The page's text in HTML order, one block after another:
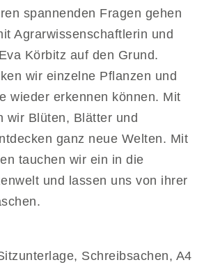
spannenden Fragen gehen
Agrarwissenschaftlerin und
Körbitz auf den Grund.
wir einzelne Pflanzen und
wieder erkennen können. Mit
wir Blüten, Blätter und
ganz neue Welten. Mit
tauchen wir ein in die
und lassen uns von ihrer
Schreibsachen, A4